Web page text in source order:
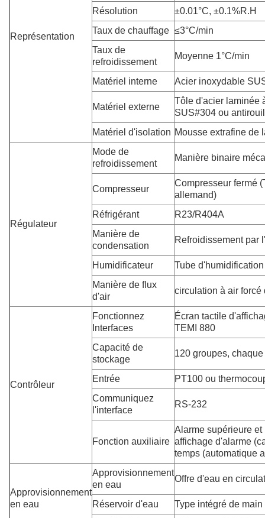
Représentation
Résolution
±0.01°C, ±0.1%R.H
Taux de chauffage ≤3°C/min
Taux de
refroidissement
Moyenne 1°C/min
Matériel interne Acier inoxydable
Matériel externe
Tôle d'acier laminée
SUS#304 ou
Matériel d'isolation Mousse extrafine de
Régulateur
Mode de
refroidissement
Manière binaire
Compresseur
Compresseur fermé
allemand)
Réfrigérant
R23/R404A
Manière de
condensation
Refroidissement par
Humidificateur
Tube
Manière de flux
d'air
circulation à air forcé
Contrôleur
Fonctionnez
Interfaces
Écran tactile
TEMI 880
Capacité de
stockage
120 groupes,
Entrée
PT100 ou
Communiquez
l'interface
RS-232
Fonction auxiliaire
Alarme supérieure
affichage d'alarme
temps (automatique
Approvisionnement
en eau
Approvisionnement
en eau
Offre d'eau en
Réservoir d'eau
Type intégré de